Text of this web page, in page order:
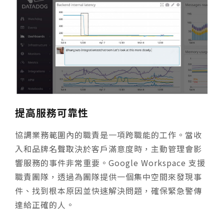
提高服務可靠性
協調業務範圍內的職責是一項跨職能的工作。當收
入和品牌名聲取決於客戶滿意度時，主動管理會影
響服務的事件非常重要。Google Workspace 支援
職責團隊，透過為團隊提供一個集中空間來發現事
件、找到根本原因並快速解決問題，確保緊急警傳
達給正確的人。